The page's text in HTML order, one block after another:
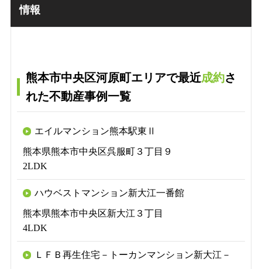
情報
熊本市中央区河原町エリアで最近成約さ
れた不動産事例一覧
エイルマンション熊本駅東Ⅱ
熊本県熊本市中央区呉服町３丁目９
2LDK
ハウベストマンション新大江一番館
熊本県熊本市中央区新大江３丁目
4LDK
ＬＦＢ再生住宅－トーカンマンション新大江－